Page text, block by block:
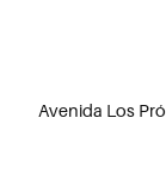
Avenida Los